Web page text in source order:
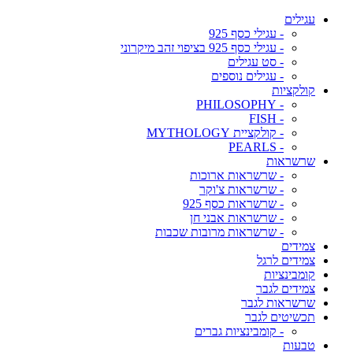
עגילים
- עגילי כסף 925
- עגילי כסף 925 בציפוי זהב מיקרוני
- סט עגילים
- עגילים נוספים
קולקציות
- PHILOSOPHY
- FISH
- קולקציית MYTHOLOGY
- PEARLS
שרשראות
- שרשראות ארוכות
- שרשראות צ'וקר
- שרשראות כסף 925
- שרשראות אבני חן
- שרשראות מרובות שכבות
צמידים
צמידים לרגל
קומבינציות
צמידים לגבר
שרשראות לגבר
תכשיטים לגבר
- קומבינציות גברים
טבעות